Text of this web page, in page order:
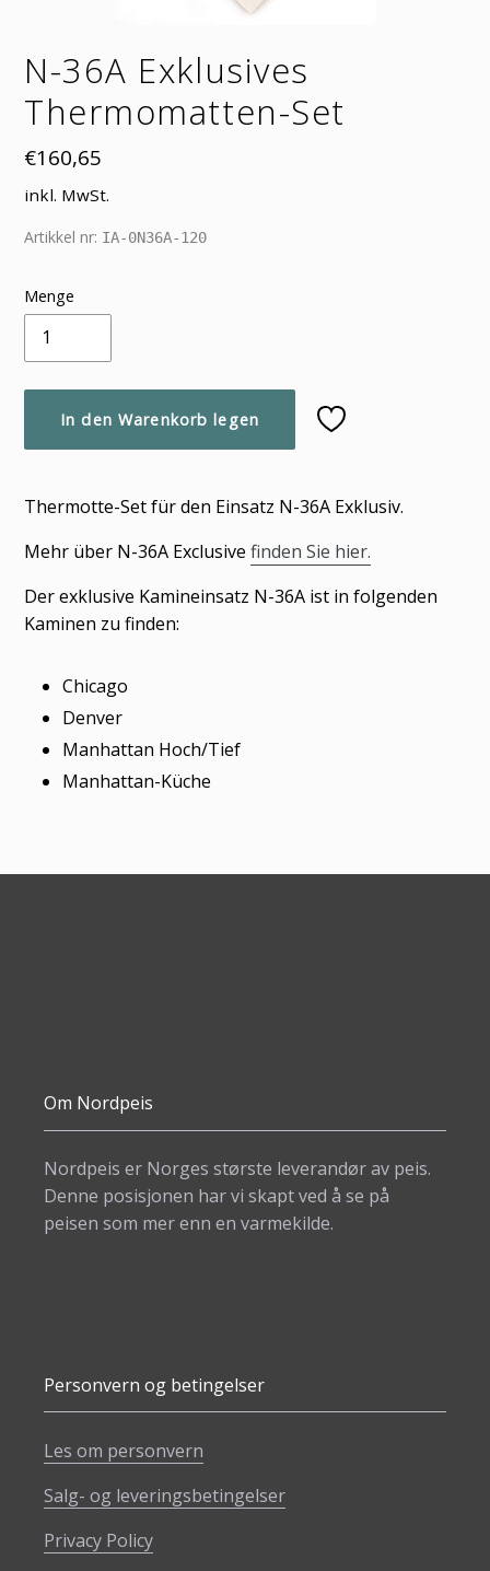
N-36A Exklusives
Thermomatten-Set
Normaler
Preis
€160,65
inkl. MwSt.
Artikkel nr: IA-0N36A-120
Menge
In den Warenkorb legen
wird
Warenkorb
Thermotte-Set für den Einsatz N-36A Exklusiv.
Mehr über N-36A Exclusive finden Sie hier.
Der exklusive Kamineinsatz N-36A ist in folgenden
Kaminen zu finden:
Chicago
Denver
Manhattan Hoch/Tief
Manhattan-Küche
Om Nordpeis
Nordpeis er Norges største leverandør av peis.
Denne posisjonen har vi skapt ved å se på
peisen som mer enn en varmekilde.
Personvern og betingelser
Les om personvern
Salg- og leveringsbetingelser
Privacy Policy